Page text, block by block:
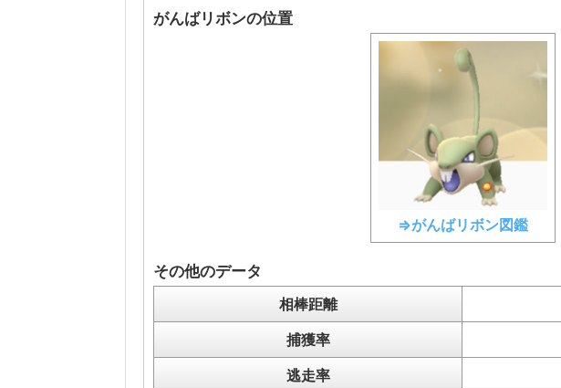
がんばリボンの位置
⇒がんばリボン図鑑
その他のデータ
相棒距離
捕獲率
逃走率